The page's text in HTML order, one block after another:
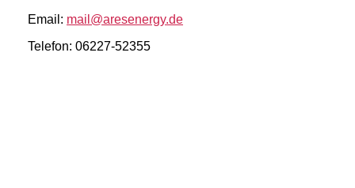
Email: mail@aresenergy.de
Telefon: 06227-52355